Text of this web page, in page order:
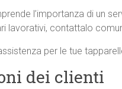
l’importanza di un
lavorativi, contattalo
per le tue
dei clienti